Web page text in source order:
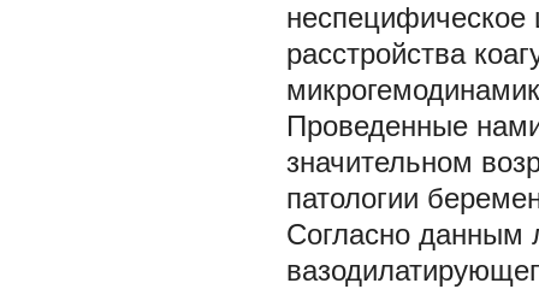
неспецифическое
расстройства
Проведенные
значительном
патологии
Согласно данным